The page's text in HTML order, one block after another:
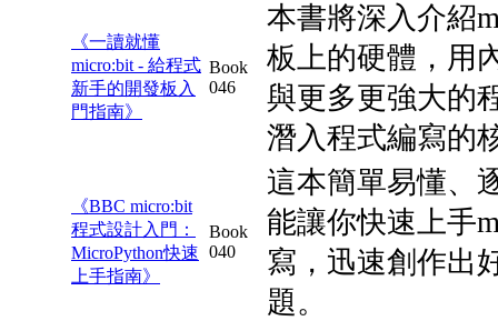
《一讀就懂
micro:bit - 給程式
新手的開發板入
門指南》
Book
046
本書將深入介紹
板上的硬體，用
與更多更強大的
潛入程式編寫的
《BBC micro:bit
程式設計入門：
MicroPython快速
上手指南》
Book
040
這本簡單易懂、
能讓你快速上手
寫，迅速創作出
題。